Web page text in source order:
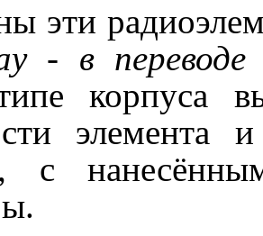
эти
- в
корпуса
элемента
с